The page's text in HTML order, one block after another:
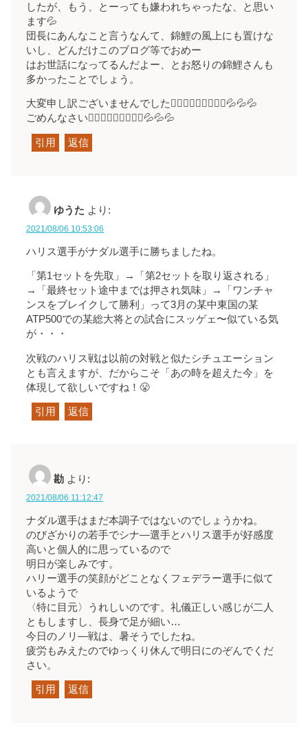
したが、もう、とーっても嫌われちゃったな、と思い
ます💦
団長にあんなこと言うなんて、錦鯉の風上にも置けな
いし、どんだけこのブログ等でおめー
はお世話になってるんだよー、とお怒りの錦鯉さんも
多かったことでしょう。
大変申し訳ございませんでした🙇🏻‍♀️🙇🏻‍♀️🙇🏻‍♀️💦💦💦
ごめんなさい🙇🏻‍♀️🙇🏻‍♀️🙇🏻‍♀️💦💦💦
引用 返信
ゆうた より:
2021/08/06 10:53:06
ハリス選手がナダル選手に勝ちましたね。
「第1セットを先取」→「第2セットを取り返される」
→「最終セット途中までは押され気味」→「ワンチャ
ンスをブレイクして勝利」って3月の某中東国の某
ATP500での某総大将との試合にスッゲェ〜似ている気
が・・・
次戦のハリス戦は以前の対戦と似たシチュエーション
とも言えますが、だからこそ「あの時を超えた今」を
体現して欲しいですね！😤
引用 返信
勘 より:
2021/08/06 11:12:47
ナダル選手はまだ本調子ではないのでしょうかね。
のびざかりの若手でシナ―選手とハリス選手が好感度
高いと個人的に思っているので
明日が楽しみです。
ハリー選手の笑顔がどことなくフェデラー選手に似て
いるようで
〈特に目元〉うれしいのです。礼儀正しい感じが二人
ともしますし、長身で足が細い…
今日のノリ―戦は、暑そうでしたね。
疲労もみえたのでゆっくり休んで明日にのぞんでくだ
さい。
引用 返信